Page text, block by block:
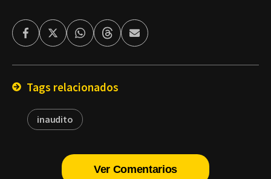
FacebookTwitterWhatsappThreadsEnviar
por
Tags relacionados
inaudito
Ver Comentarios